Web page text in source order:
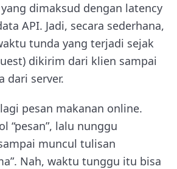
dimaksud dengan latency
API. Jadi, secara sederhana,
tunda yang terjadi sejak
dikirim dari klien sampai
dari server.
pesan makanan online.
“pesan”, lalu nunggu
muncul tulisan
Nah, waktu tunggu itu bisa